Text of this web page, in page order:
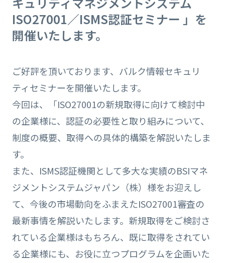
ISO27001／ISMS認証セミナー 」を
開催いたします。
ご好評を頂いております、バルク情報セキュリ
ティセミナーを開催いたします。
今回は、「ISO27001の新規取得に向けて検討中
の企業様に、認証の必要性と取り組みについて、
制度の概要、取得への具体的構築を解説いたしま
す。
また、ISMS認証機関として多大な実績のBSIマネ
ジメントシステムジャパン（株）様をお迎えし
て、今後の市場動向をふまえたISO27001審査の
最新事情を解説いたします。新規取得をご検討さ
れている企業様はもちろん、既に取得をされてい
る企業様にも、お役に立つプログラムを企画いた